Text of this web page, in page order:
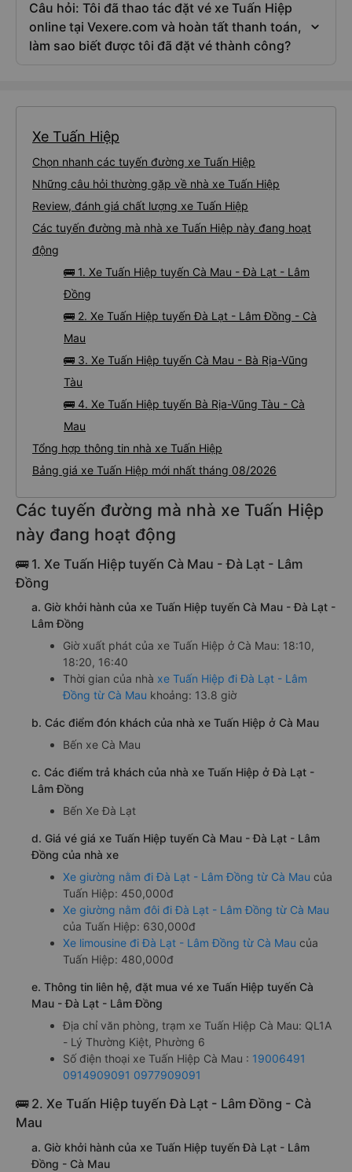
Câu hỏi: Tôi đã thao tác đặt vé xe Tuấn Hiệp
online tại Vexere.com và hoàn tất thanh toán,
làm sao biết được tôi đã đặt vé thành công?
Xe Tuấn Hiệp
Chọn nhanh các tuyến đường xe Tuấn Hiệp
Những câu hỏi thường gặp về nhà xe Tuấn Hiệp
Review, đánh giá chất lượng xe Tuấn Hiệp
Các tuyến đường mà nhà xe Tuấn Hiệp này đang hoạt
động
🚌 1. Xe Tuấn Hiệp tuyến Cà Mau - Đà Lạt - Lâm
Đồng
🚌 2. Xe Tuấn Hiệp tuyến Đà Lạt - Lâm Đồng - Cà
Mau
🚌 3. Xe Tuấn Hiệp tuyến Cà Mau - Bà Rịa-Vũng
Tàu
🚌 4. Xe Tuấn Hiệp tuyến Bà Rịa-Vũng Tàu - Cà
Mau
Tổng hợp thông tin nhà xe Tuấn Hiệp
Bảng giá xe Tuấn Hiệp mới nhất tháng 08/2026
Các tuyến đường mà nhà xe Tuấn Hiệp
này đang hoạt động
🚌 1. Xe Tuấn Hiệp tuyến Cà Mau - Đà Lạt - Lâm
Đồng
a. Giờ khởi hành của xe Tuấn Hiệp tuyến Cà Mau - Đà Lạt -
Lâm Đồng
Giờ xuất phát của xe Tuấn Hiệp ở Cà Mau: 18:10,
18:20, 16:40
Thời gian của nhà xe Tuấn Hiệp đi Đà Lạt - Lâm
Đồng từ Cà Mau khoảng: 13.8 giờ
b. Các điểm đón khách của nhà xe Tuấn Hiệp ở Cà Mau
Bến xe Cà Mau
c. Các điểm trả khách của nhà xe Tuấn Hiệp ở Đà Lạt -
Lâm Đồng
Bến Xe Đà Lạt
d. Giá vé giá xe Tuấn Hiệp tuyến Cà Mau - Đà Lạt - Lâm
Đồng của nhà xe
Xe giường nằm đi Đà Lạt - Lâm Đồng từ Cà Mau của
Tuấn Hiệp: 450,000đ
Xe giường nằm đôi đi Đà Lạt - Lâm Đồng từ Cà Mau
của Tuấn Hiệp: 630,000đ
Xe limousine đi Đà Lạt - Lâm Đồng từ Cà Mau của
Tuấn Hiệp: 480,000đ
e. Thông tin liên hệ, đặt mua vé xe Tuấn Hiệp tuyến Cà
Mau - Đà Lạt - Lâm Đồng
Địa chỉ văn phòng, trạm xe Tuấn Hiệp Cà Mau: QL1A
- Lý Thường Kiệt, Phường 6
Số điện thoại xe Tuấn Hiệp Cà Mau : 19006491
0914909091 0977909091
🚌 2. Xe Tuấn Hiệp tuyến Đà Lạt - Lâm Đồng - Cà
Mau
a. Giờ khởi hành của xe Tuấn Hiệp tuyến Đà Lạt - Lâm
Đồng - Cà Mau